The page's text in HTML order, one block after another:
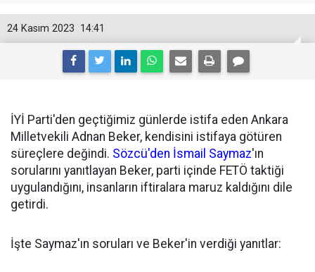
14:41
24 Kasım 2023
İYİ Parti'den geçtiğimiz günlerde istifa eden Ankara
Milletvekili Adnan Beker, kendisini istifaya götüren
süreçlere değindi. Sözcü'den İsmail Saymaz'ın
sorularını yanıtlayan Beker, parti içinde FETÖ taktiği
uygulandığını, insanların iftiralara maruz kaldığını dile
getirdi.
İşte Saymaz'ın soruları ve Beker'in verdiği yanıtlar: